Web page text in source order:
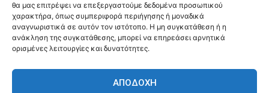
θα μας επιτρέψει να επεξεργαστούμε δεδομένα προσωπικού
χαρακτήρα, όπως συμπεριφορά περιήγησης ή μοναδικά
αναγνωριστικά σε αυτόν τον ιστότοπο. Η μη συγκατάθεση ή η
ανάκληση της συγκατάθεσης, μπορεί να επηρεάσει αρνητικά
ορισμένες λειτουργίες και δυνατότητες.
ΑΠΟΔΟΧΉ
ΕΠΙΚΟΙΝΩΝΙΑ
YOUTUBE